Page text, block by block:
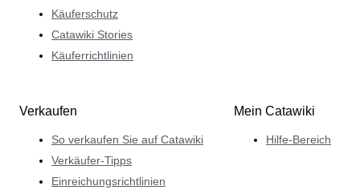
Käuferschutz
Catawiki Stories
Käuferrichtlinien
Verkaufen
So verkaufen Sie auf Catawiki
Verkäufer-Tipps
Einreichungsrichtlinien
Mein Catawiki
Hilfe-Bereich